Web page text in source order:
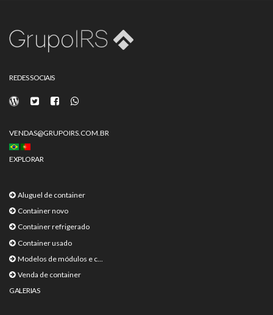
REDES SOCIAIS
VENDAS@GRUPOIRS.COM.BR
EXPLORAR
Aluguel de container
Container novo
Container refrigerado
Container usado
Modelos de módulos e c...
Venda de container
GALERIAS